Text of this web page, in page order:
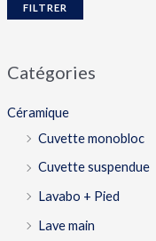
FILTRER
Catégories
Céramique
Cuvette monobloc
Cuvette suspendue
Lavabo + Pied
Lave main